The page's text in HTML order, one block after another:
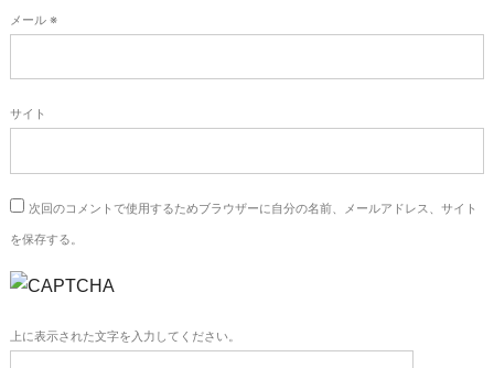
メール ※
サイト
次回のコメントで使用するためブラウザーに自分の名前、メールアドレス、サイト
を保存する。
上に表示された文字を入力してください。